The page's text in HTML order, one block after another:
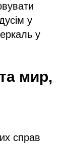
у
у
мир,
справ